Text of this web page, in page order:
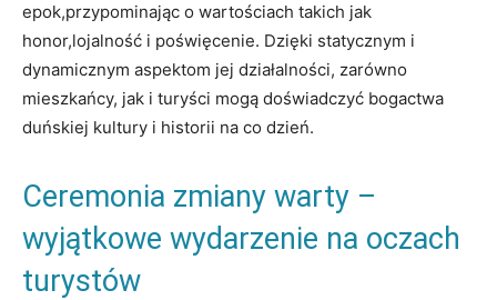
epok,przypominając⁣ o wartościach takich jak
⁢honor,lojalność ‍i poświęcenie. Dzięki statycznym i
dynamicznym aspektom jej działalności, zarówno
mieszkańcy, jak i turyści mogą doświadczyć bogactwa
duńskiej kultury⁤ i ⁣historii na co dzień.
Ceremonia zmiany warty –
wyjątkowe⁣ wydarzenie na oczach
turystów